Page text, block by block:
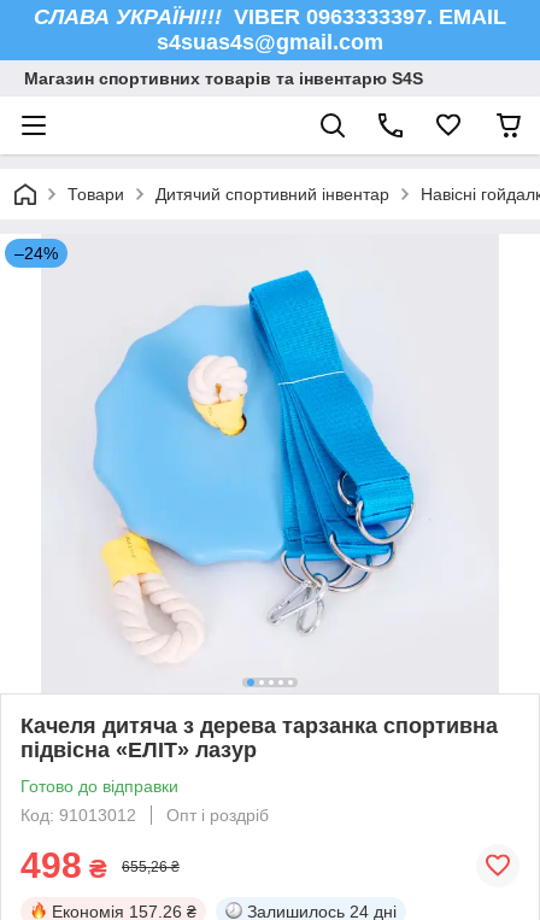
СЛАВА УКРАЇНІ!!! VIBER 0963333397. EMAIL
s4suas4s@gmail.com
Магазин спортивних товарів та інвентарю S4S
Товари Дитячий спортивний інвентар Навісні
–24%
Качеля дитяча з дерева тарзанка спортивна
підвісна «ЕЛІТ» лазур
Готово до відправки
Код: 91013012
Опт і роздріб
498 ₴ 655,26 ₴
Економія 157.26 ₴ Залишилось 24 дні